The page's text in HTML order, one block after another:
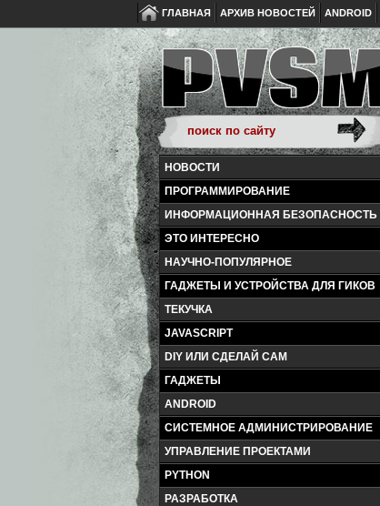
ГЛАВНАЯ АРХИВ НОВОСТЕЙ ANDROID
НОВОСТИ
ПРОГРАММИРОВАНИЕ
ИНФОРМАЦИОННАЯ БЕЗОПАСНОСТЬ
ЭТО ИНТЕРЕСНО
НАУЧНО-ПОПУЛЯРНОЕ
ГАДЖЕТЫ И УСТРОЙСТВА ДЛЯ ГИКОВ
ТЕКУЧКА
JAVASCRIPT
DIY ИЛИ СДЕЛАЙ САМ
ГАДЖЕТЫ
ANDROID
СИСТЕМНОЕ АДМИНИСТРИРОВАНИЕ
УПРАВЛЕНИЕ ПРОЕКТАМИ
PYTHON
РАЗРАБОТКА